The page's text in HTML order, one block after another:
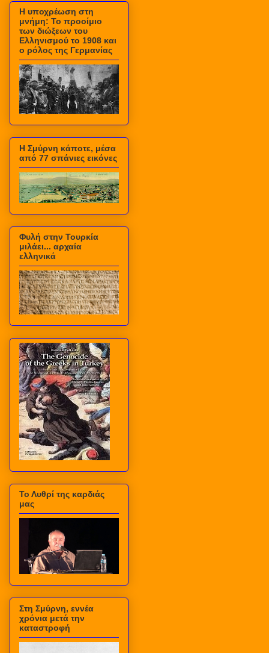
Η υποχρέωση στη
μνήμη: Το προοίμιο
των διώξεων του
Ελληνισμού το 1908 και
ο ρόλος της Γερμανίας
Η Σμύρνη κάποτε, μέσα
από 77 σπάνιες εικόνες
Φυλή στην Τουρκία
μιλάει... αρχαία
ελληνικά
Το Λυθρί της καρδιάς
μας
Στη Σμύρνη, εννέα
χρόνια μετά την
καταστροφή